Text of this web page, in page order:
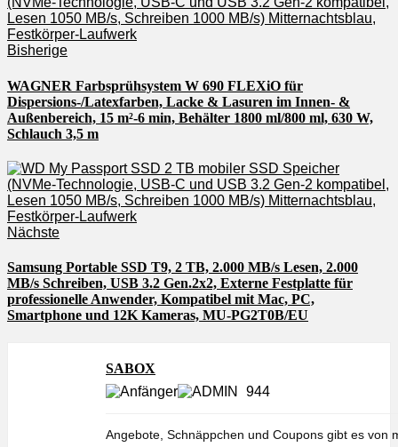
Bisherige
WAGNER Farbsprühsystem W 690 FLEXiO für
Dispersions-/Latexfarben, Lacke & Lasuren im Innen- &
Außenbereich, 15 m²-6 min, Behälter 1800 ml/800 ml, 630 W,
Schlauch 3,5 m
Nächste
Samsung Portable SSD T9, 2 TB, 2.000 MB/s Lesen, 2.000
MB/s Schreiben, USB 3.2 Gen.2x2, Externe Festplatte für
professionelle Anwender, Kompatibel mit Mac, PC,
Smartphone und 12K Kameras, MU-PG2T0B/EU
SABOX
944
Angebote, Schnäppchen und Coupons gibt es von